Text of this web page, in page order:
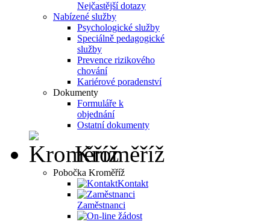
Nejčastější dotazy
Nabízené služby
Psychologické služby
Speciálně pedagogické
služby
Prevence rizikového
chování
Kariérové poradenství
Dokumenty
Formuláře k
objednání
Ostatní dokumenty
Kroměříž
Pobočka Kroměříž
Kontakt
Zaměstnanci